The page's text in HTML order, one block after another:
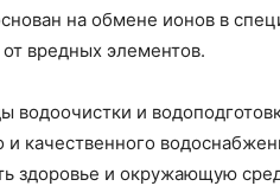
на обмене ионов в
вредных элементов.
водоочистки и
и качественного
здоровье и окружающую